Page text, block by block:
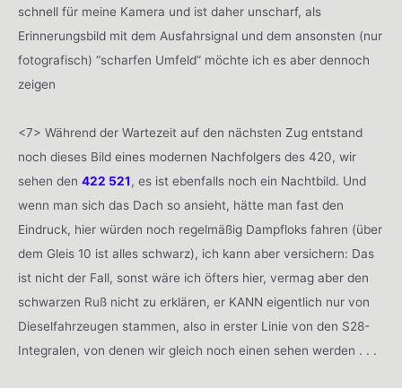
schnell für meine Kamera und ist daher unscharf, als
Erinnerungsbild mit dem Ausfahrsignal und dem ansonsten (nur
fotografisch) “scharfen Umfeld” möchte ich es aber dennoch
zeigen
<7> Während der Wartezeit auf den nächsten Zug entstand
noch dieses Bild eines modernen Nachfolgers des 420, wir
sehen den 422 521, es ist ebenfalls noch ein Nachtbild. Und
wenn man sich das Dach so ansieht, hätte man fast den
Eindruck, hier würden noch regelmäßig Dampfloks fahren (über
dem Gleis 10 ist alles schwarz), ich kann aber versichern: Das
ist nicht der Fall, sonst wäre ich öfters hier, vermag aber den
schwarzen Ruß nicht zu erklären, er KANN eigentlich nur von
Dieselfahrzeugen stammen, also in erster Linie von den S28-
Integralen, von denen wir gleich noch einen sehen werden . . .